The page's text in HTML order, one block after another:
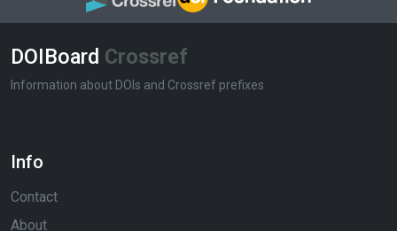
DOIBoard Crossref
Information about DOIs and Crossref prefixes
Info
Contact
About